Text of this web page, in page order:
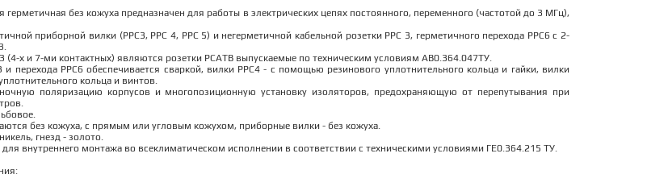
герметичная без кожуха предназначен для работы в электрических цепях постоянного, переменного (частотой до 3 МГц),
приборной вилки (РРС3, РРС 4, РРС 5) и негерметичной кабельной розетки РРС 3, герметичного перехода РРС6 с 2-
(4-х и 7-ми контактных) являются розетки РСАТВ выпускаемые по техническим условиям АВ0.364.047ТУ.
и перехода РРС6 обеспечивается сваркой, вилки РРС4 - с помощью резинового уплотнительного кольца и гайки, вилки
кольца и винтов.
поляризацию корпусов и многопозиционную установку изоляторов, предохраняющую от перепутывания при
без кожуха, с прямым или угловым кожухом, приборные вилки - без кожуха.
гнезд - золото.
внутреннего монтажа во всеклиматическом исполнении в соответствии с техническими условиями ГЕ0.364.215 ТУ.